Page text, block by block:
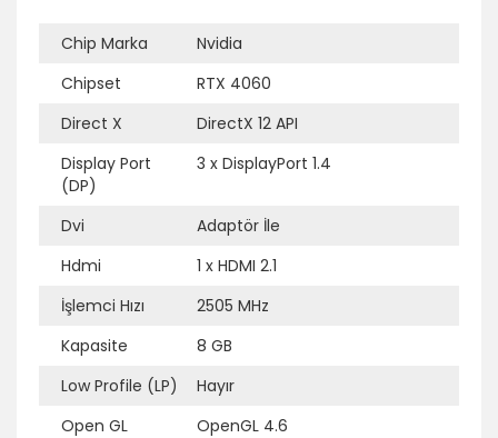
Ek Bilgi
Chip Marka
Nvidia
Chipset
RTX 4060
Direct X
DirectX 12 API
Display Port
(DP)
3 x DisplayPort 1.4
Dvi
Adaptör İle
Hdmi
1 x HDMI 2.1
İşlemci Hızı
2505 MHz
Kapasite
8 GB
Low Profile (LP)
Hayır
Open GL
OpenGL 4.6